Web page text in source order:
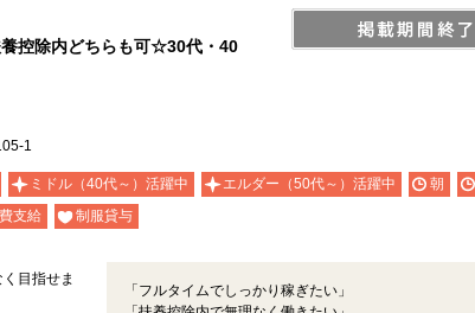
養控除内どちらも可☆30代・40
1
ミドル（40代～）活躍中 エルダー（50代～）活躍中
朝
支給 制服貸与
目指せま
「フルタイムでしっかり稼ぎたい」